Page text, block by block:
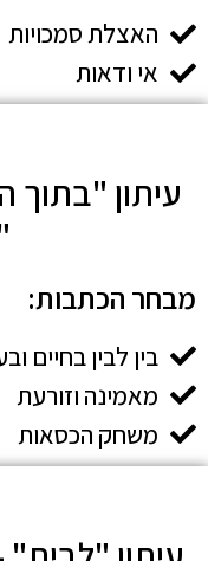
האצלת סמכויות
אי ודאות
עיתון
מבחר הכתבות:​
בין לבין בחיים
מאמינה וזורעת
משחק הכסאות